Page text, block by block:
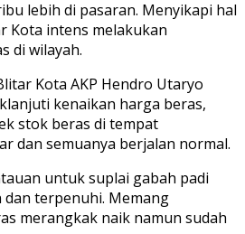
lebih di pasaran. Menyikapi hal
Kota intens melakukan
di wilayah.
Kota AKP Hendro Utaryo
kenaikan harga beras,
stok beras di tempat
dan semuanya berjalan normal.
untuk suplai gabah padi
terpenuhi. Memang
merangkak naik namun sudah